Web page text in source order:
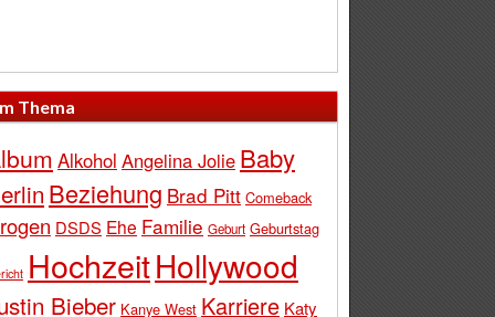
Thema
Alkohol Angelina Jolie Baby
Beziehung Brad Pitt Comeback
DSDS Ehe Familie Geburt Geburtstag
HochzeitHollywood
Bieber Kanye West Karriere Katy